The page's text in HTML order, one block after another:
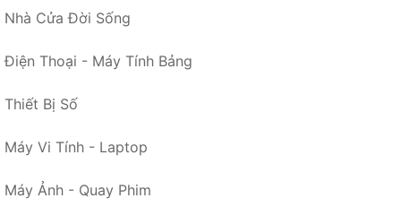
Nhà Cửa Đời Sống
Điện Thoại - Máy Tính Bảng
Thiết Bị Số
Máy Vi Tính - Laptop
Máy Ảnh - Quay Phim